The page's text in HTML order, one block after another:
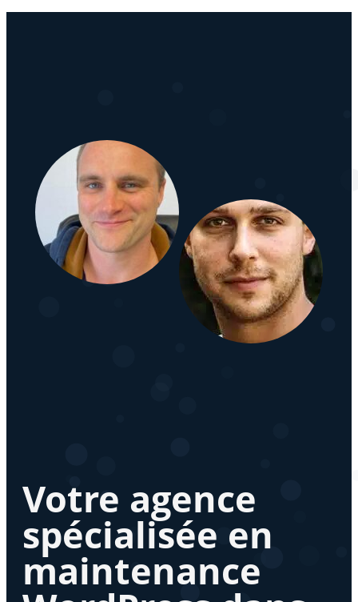
Votre agence
spécialisée en
maintenance